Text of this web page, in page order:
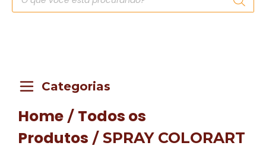
Categorias
Home / Todos os
Produtos / SPRAY COLORART